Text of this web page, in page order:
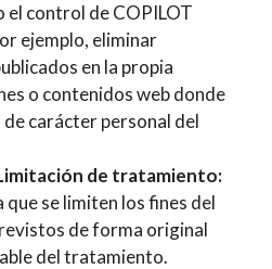
el control de COPILOT
ejemplo, eliminar
en la propia
o contenidos web donde
carácter personal del
de tratamiento:
que se limiten los fines del
de forma original
del tratamiento.